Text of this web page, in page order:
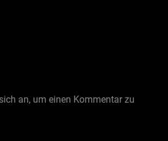
an, um einen Kommentar zu